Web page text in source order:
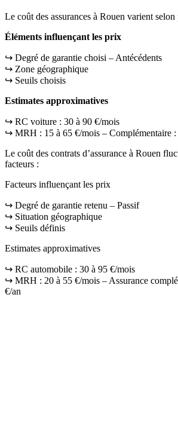
Le coût des assurances à Rouen varient selon
Éléments influençant les prix
↪️ Degré de garantie choisi – Antécédents
↪️ Zone géographique
↪️ Seuils choisis
Estimates approximatives
↪️ RC voiture : 30 à 90 €/mois
↪️ MRH : 15 à 65 €/mois – Complémentaire :
Le coût des contrats d’assurance à Rouen
facteurs :
Facteurs influençant les prix
↪️ Degré de garantie retenu – Passif
↪️ Situation géographique
↪️ Seuils définis
Estimates approximatives
↪️ RC automobile : 30 à 95 €/mois
↪️ MRH : 20 à 55 €/mois – Assurance
€/an